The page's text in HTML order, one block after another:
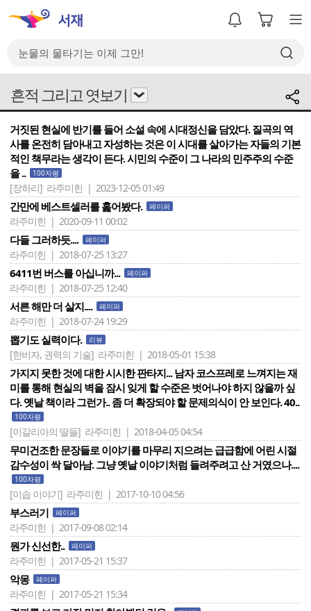
흔적 그리고 엿보기
거짓된 현실에 반기를 들어 소설 속에 시대정신을 담았다. 질곡의 역
사를 온전히 담아내고 자성하는 것은 이 시대를 살아가는 자들의 기본
적인 책무라는 생각이 든다. 시민의 수준이 그 나라의 민주주의 수준
을 ..
100자평
[장하리] 라주미힌 | 2023-12-05 01:49
간만에 베스트셀러를 훑어봤다. 페이퍼
라주미힌 | 2020-09-11 00:02
다들 그러하듯.... 페이퍼
라주미힌 | 2018-07-25 13:27
6411번 버스를 아십니까... 페이퍼
라주미힌 | 2018-07-25 12:40
서른 해만 더 살지.... 페이퍼
라주미힌 | 2018-07-24 19:29
뽑기도 실력이다. 리뷰
[한비자, 권력의 기술] 라주미힌 | 2018-05-01 15:38
가지지 못한 것에 대한 시시한 판타지... 남자 코스프레로 느껴지는 재
미를 통해 현실의 벽을 잠시 잊게 할 수준은 벗어나야 하지 않을까 싶
다. 옛날 책이라 그런가.. 좀 더 확장되야 할 문제의식이 안 보인다. 40..
100자평
[이갈리아의 딸들] 라주미힌 | 2018-04-05 04:54
무미건조한 문장들로 이야기를 마무리 지으려는 급급함에 어린 시절
감수성이 싹 달아남. 그냥 옛날 이야기처럼 들려주려고 산 거였으나....
100자평
[이솝 이야기] 라주미힌 | 2017-10-10 04:56
부스러기 페이퍼
라주미힌 | 2017-09-08 02:14
뭔가 신선한.. 페이퍼
라주미힌 | 2017-05-21 15:37
악몽 페이퍼
라주미힌 | 2017-05-21 15:34